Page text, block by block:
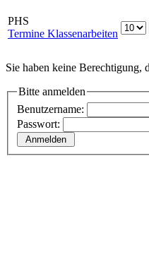
PHS
Termine Klassenarbeiten
Sie haben keine Berechtigung,
Bitte anmelden
Benutzername:
Passwort: